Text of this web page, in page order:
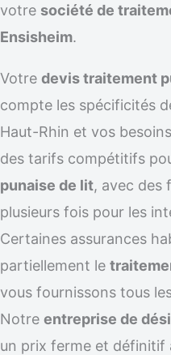
votre société de
Ensisheim.
Votre devis traitement
compte les spécificités
Haut-Rhin et vos
des tarifs compétitifs
punaise de lit, avec des
plusieurs fois pour les
Certaines assurances
partiellement le
vous fournissons tous
Notre entreprise de
un prix ferme et définitif